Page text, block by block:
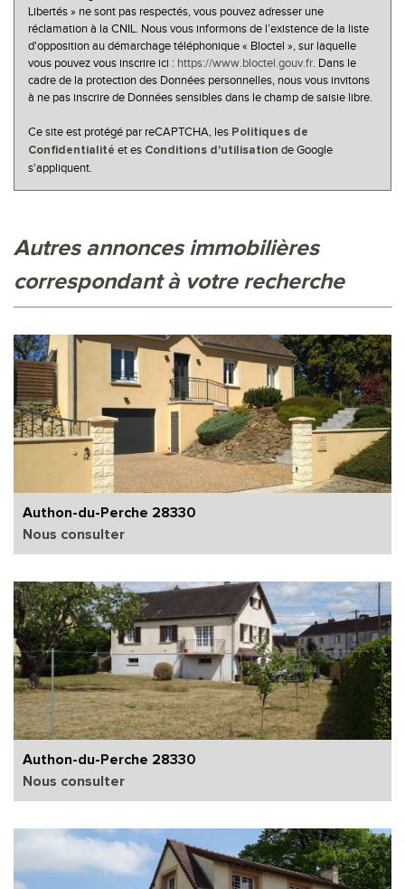
Libertés » ne sont pas respectés, vous pouvez adresser une
réclamation à la CNIL. Nous vous informons de l’existence de la liste
d'opposition au démarchage téléphonique « Bloctel », sur laquelle
vous pouvez vous inscrire ici : https://www.bloctel.gouv.fr . Dans le
cadre de la protection des Données personnelles, nous vous invitons
à ne pas inscrire de Données sensibles dans le champ de saisie libre.
Ce site est protégé par reCAPTCHA, les Politiques de
Confidentialité et es Conditions d'utilisation de Google
s'appliquent.
autres annonces immobilières
correspondant à votre recherche
Authon-du-Perche 28330
Nous consulter
Authon-du-Perche 28330
Nous consulter